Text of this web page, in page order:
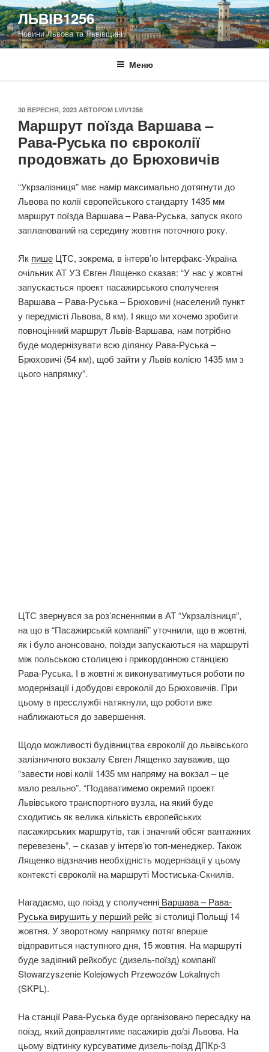
Перейти
до
вмісту
ЛЬВІВ1256
Новини Львова та Львівщини
Меню
ОПУБЛІКОВАНО
30 ВЕРЕСНЯ, 2023 АВТОРОМ LVIV1256
Маршрут поїзда Варшава –
Рава-Руська по євроколії
продовжать до Брюховичів
“Укрзалізниця” має намір максимально дотягнути до
Львова по колії європейського стандарту 1435 мм
маршрут поїзда Варшава – Рава-Руська, запуск якого
запланований на середину жовтня поточного року.
Як пише ЦТС, зокрема, в інтерв’ю Інтерфакс-Україна
очільник АТ УЗ Євген Лященко сказав: “У нас у жовтні
запускається проект пасажирського сполучення
Варшава – Рава-Руська – Брюховичі (населений пункт
у передмісті Львова, 8 км). І якщо ми хочемо зробити
повноцінний маршрут Львів-Варшава, нам потрібно
буде модернізувати всю ділянку Рава-Руська –
Брюховичі (54 км), щоб зайти у Львів колією 1435 мм з
цього напрямку”.
ЦТС звернувся за роз’ясненнями в АТ “Укрзалізниця”,
на що в “Пасажирській компанії” уточнили, що в жовтні,
як і було анонсовано, поїзди запускаються на маршруті
між польською столицею і прикордонною станцією
Рава-Руська. І в жовтні ж виконуватимуться роботи по
модернізації і добудові євроколії до Брюховичів. При
цьому в пресслужбі натякнули, що роботи вже
наближаються до завершення.
Щодо можливості будівництва євроколії до львівського
залізничного вокзалу Євген Лященко зауважив, що
“завести нові колії 1435 мм напряму на вокзал – це
мало реально”. “Подаватимемо окремий проект
Львівського транспортного вузла, на який буде
сходитись як велика кількість європейських
пасажирських маршрутів, так і значний обсяг вантажних
перевезень”, – сказав у інтерв’ю топ-менеджер. Також
Лященко відзначив необхідність модернізації у цьому
контексті євроколії на маршруті Мостиська-Скнилів.
Нагадаємо, що поїзд у сполученні Варшава – Рава-
Руська вирушить у перший рейс зі столиці Польщі 14
жовтня. У зворотному напрямку потяг вперше
відправиться наступного дня, 15 жовтня. На маршруті
буде задіяний рейкобус (дизель-поїзд) компанії
Stowarzyszenie Kolejowych Przewozów Lokalnych
(SKPL).
На станції Рава-Руська буде організовано пересадку на
поїзд, який доправлятиме пасажирів до/зі Львова. На
цьому відтинку курсуватиме дизель-поїзд ДПКр-3